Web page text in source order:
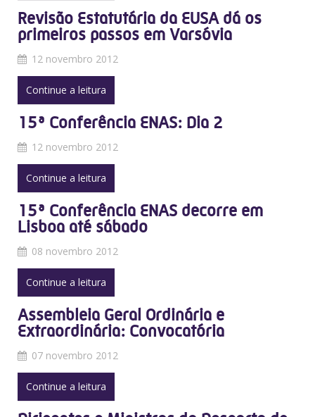
Revisão Estatutária da EUSA dá os
primeiros passos em Varsóvia
12 novembro 2012
Continue a leitura
15ª Conferência ENAS: Dia 2
12 novembro 2012
Continue a leitura
15ª Conferência ENAS decorre em
Lisboa até sábado
08 novembro 2012
Continue a leitura
Assembleia Geral Ordinária e
Extraordinária: Convocatória
07 novembro 2012
Continue a leitura